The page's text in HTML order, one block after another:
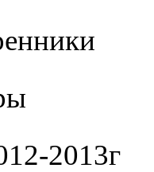
2013г